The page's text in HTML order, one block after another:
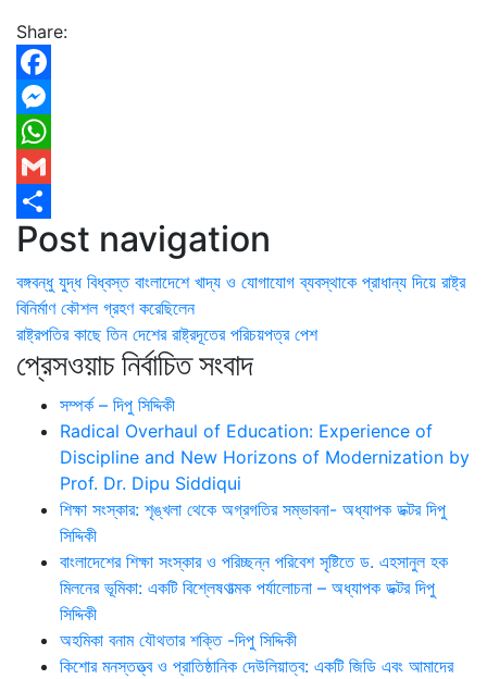
Share:
Facebook
Messenger
WhatsApp
Gmail
Share
Post navigation
বঙ্গবন্ধু যুদ্ধ বিধ্বস্ত বাংলাদেশে খাদ্য ও যোগাযোগ ব্যবস্থাকে প্রাধান্য দিয়ে রাষ্ট্র
বিনির্মাণ কৌশল গ্রহণ করেছিলেন
রাষ্ট্রপতির কাছে তিন দেশের রাষ্ট্রদূতের পরিচয়পত্র পেশ
প্রেসওয়াচ নির্বাচিত সংবাদ
সম্পর্ক – দিপু সিদ্দিকী
Radical Overhaul of Education: Experience of
Discipline and New Horizons of Modernization by
Prof. Dr. Dipu Siddiqui
শিক্ষা সংস্কার: শৃঙ্খলা থেকে অগ্রগতির সম্ভাবনা- অধ্যাপক ডক্টর দিপু
সিদ্দিকী
বাংলাদেশের শিক্ষা সংস্কার ও পরিচ্ছন্ন পরিবেশ সৃষ্টিতে ড. এহসানুল হক
মিলনের ভূমিকা: একটি বিশ্লেষণাত্মক পর্যালোচনা – অধ্যাপক ডক্টর দিপু
সিদ্দিকী
অহমিকা বনাম যৌথতার শক্তি -দিপু সিদ্দিকী
কিশোর মনস্তত্ত্ব ও প্রাতিষ্ঠানিক দেউলিয়াত্ব: একটি জিডি এবং আমাদের